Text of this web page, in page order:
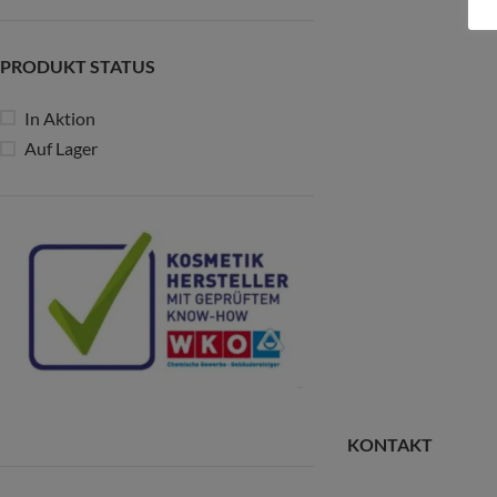
PRODUKT STATUS
In Aktion
Auf Lager
KONTAKT